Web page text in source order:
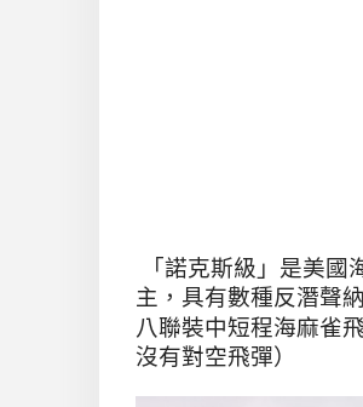
「 諾克斯級 」是美國
主 ，具有數種反潛聲
八聯裝中短程海麻雀
沒有對空飛彈）